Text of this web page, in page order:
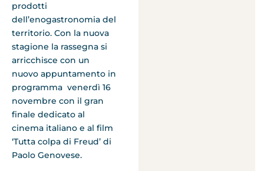
prodotti
dell’enogastronomia del
territorio. Con la nuova
stagione la rassegna si
arricchisce con un
nuovo appuntamento in
programma venerdì 16
novembre con il gran
finale dedicato al
cinema italiano e al film
‘Tutta colpa di Freud’ di
Paolo Genovese.